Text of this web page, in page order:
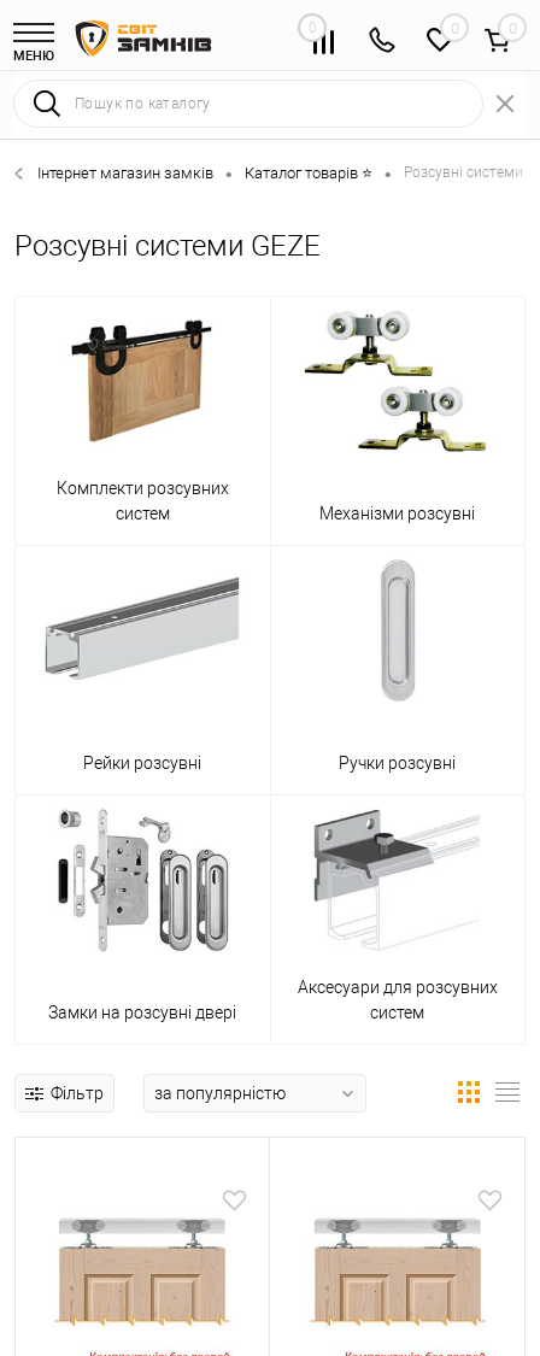
МЕНЮ
0 0
Інтернет магазин замків • Каталог товарів ⭐ • Розсувні системи 🌟
Розсувні системи GEZE
Комплекти розсувних
систем
Механізми розсувні
Рейки розсувні Ручки розсувні
Замки на розсувні двері
Аксесуари для розсувних
систем
Фільтр